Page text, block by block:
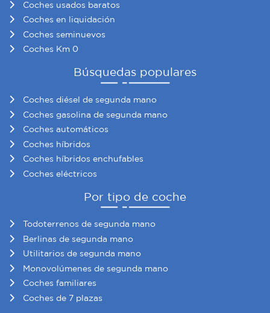
información sobre el uso que haga del sitio web con
nuestros partners de redes sociales, publicidad y análisis
web, quienes pueden combinarla con otra información
que les haya proporcionado o que hayan recopilado a
partir del uso que haya hecho de sus servicios.
Coches usados baratos
Coches en liquidación
Coches seminuevos
Coches Km 0
Búsquedas populares
Coches diésel de segunda mano
Coches gasolina de segunda mano
Coches automáticos
Coches híbridos
Coches híbridos enchufables
Coches eléctricos
Por tipo de coche
Todoterrenos de segunda mano
Berlinas de segunda mano
Utilitarios de segunda mano
Monovolúmenes de segunda mano
Coches familiares
Coches de 7 plazas